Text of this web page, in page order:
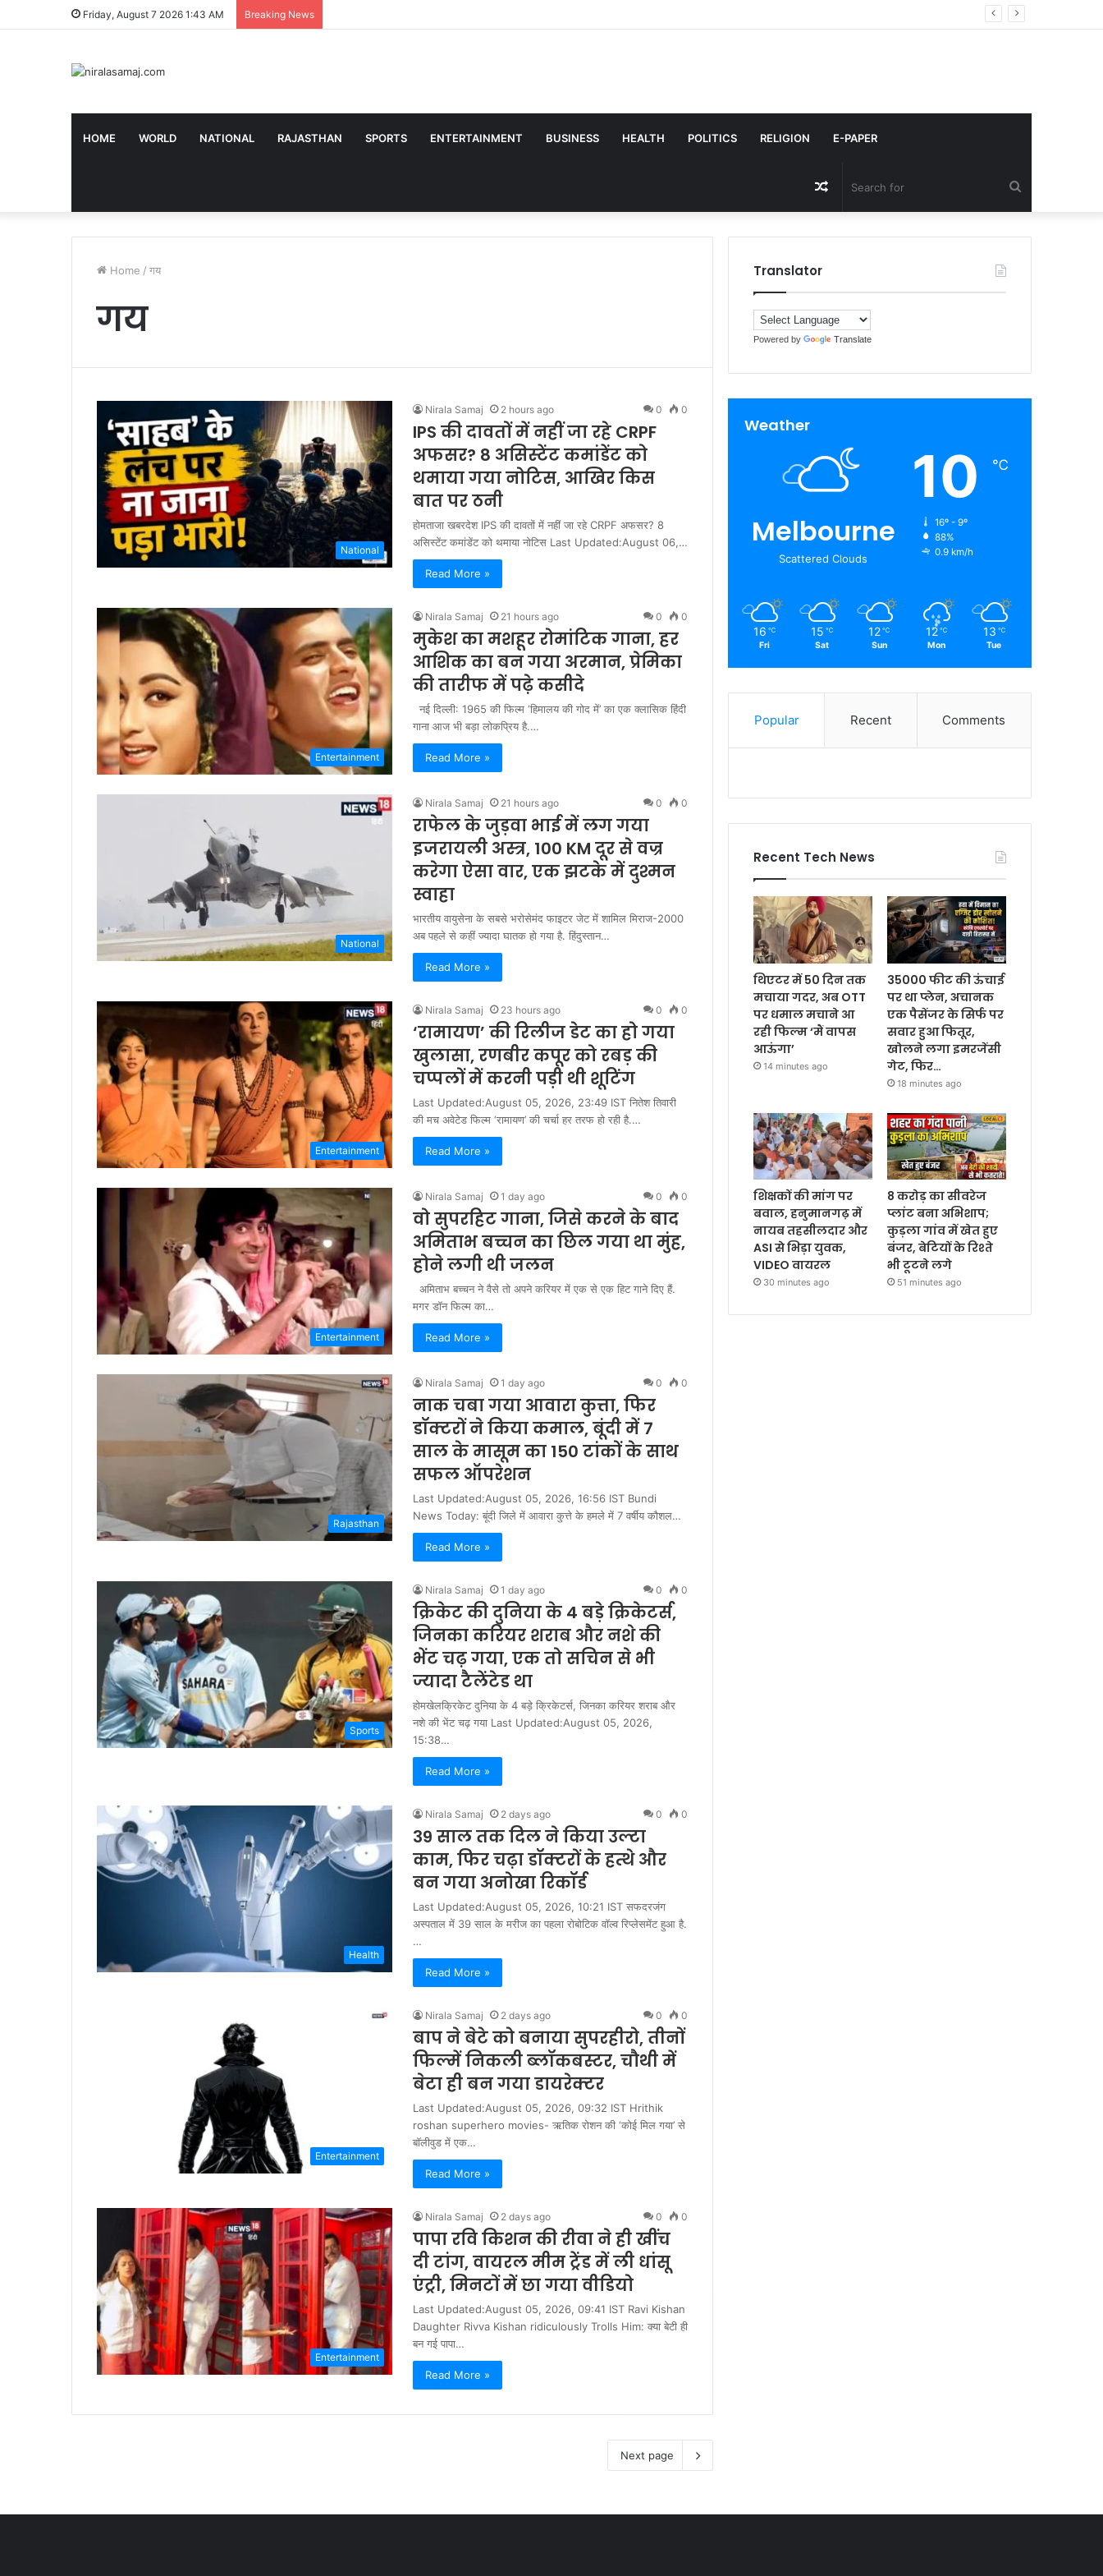
Friday, August 7 2026 1:43 AM Breaking News
HOME WORLD NATIONAL RAJASTHAN SPORTS ENTERTAINMENT BUSINESS HEALTH POLITICS RELIGION E-PAPER
for
Random
Article
Home / गय
गय
National
Nirala Samaj 2 hours ago 0 0
IPS की दावतों में नहीं जा रहे CRPF
अफसर? 8 असिस्‍टेंट कमांडेंट को
थमाया गया नोटिस, आखिर किस
बात पर ठनी
होमताजा खबरदेश IPS की दावतों में नहीं जा रहे CRPF अफसर? 8
असिस्‍टेंट कमांडेंट को थमाया नोटिस Last Updated:August 06,…
Read More »
Entertainment
Nirala Samaj 21 hours ago 0 0
मुकेश का मशहूर रोमांटिक गाना, हर
आशिक का बन गया अरमान, प्रेमिका
की तारीफ में पढ़े कसीदे
नई दिल्ली: 1965 की फिल्म ‘हिमालय की गोद में’ का एक क्लासिक हिंदी
गाना आज भी बड़ा लोकप्रिय है.…
Read More »
National
Nirala Samaj 21 hours ago 0 0
राफेल के जुड़वा भाई में लग गया
इजरायली अस्त्र, 100 KM दूर से वज्र
करेगा ऐसा वार, एक झटके में दुश्मन
स्वाहा
भारतीय वायुसेना के सबसे भरोसेमंद फाइटर जेट में शामिल मिराज-2000
अब पहले से कहीं ज्यादा घातक हो गया है. हिंदुस्तान…
Read More »
Entertainment
Nirala Samaj 23 hours ago 0 0
‘रामायण’ की रिलीज डेट का हो गया
खुलासा, रणबीर कपूर को रबड़ की
चप्पलों में करनी पड़ी थी शूटिंग
Last Updated:August 05, 2026, 23:49 IST नितेश तिवारी
की मच अवेटेड फिल्म ‘रामायण’ की चर्चा हर तरफ हो रही है.…
Read More »
Entertainment
Nirala Samaj 1 day ago 0 0
वो सुपरहिट गाना, जिसे करने के बाद
अमिताभ बच्चन का छिल गया था मुंह,
होने लगी थी जलन
अमिताभ बच्चन ने वैसे तो अपने करियर में एक से एक हिट गाने दिए हैं.
मगर डॉन फिल्म का…
Read More »
Rajasthan
Nirala Samaj 1 day ago 0 0
नाक चबा गया आवारा कुत्ता, फिर
डॉक्टरों ने किया कमाल, बूंदी में 7
साल के मासूम का 150 टांकों के साथ
सफल ऑपरेशन
Last Updated:August 05, 2026, 16:56 IST Bundi
News Today: बूंदी जिले में आवारा कुत्ते के हमले में 7 वर्षीय कौशल…
Read More »
Sports
Nirala Samaj 1 day ago 0 0
क्रिकेट की दुनिया के 4 बड़े क्रिकेटर्स,
जिनका करियर शराब और नशे की
भेंट चढ़ गया, एक तो सचिन से भी
ज्यादा टैलेंटेड था
होमखेलक्रिकेट दुनिया के 4 बड़े क्रिकेटर्स, जिनका करियर शराब और
नशे की भेंट चढ़ गया Last Updated:August 05, 2026,
15:38…
Read More »
Health
Nirala Samaj 2 days ago 0 0
39 साल तक दिल ने किया उल्टा
काम, फिर चढ़ा डॉक्टरों के हत्थे और
बन गया अनोखा रिकॉर्ड
Last Updated:August 05, 2026, 10:21 IST सफदरजंग
अस्पताल में 39 साल के मरीज का पहला रोबोटिक वॉल्व रिप्लेसमेंट हुआ है.
…
Read More »
Entertainment
Nirala Samaj 2 days ago 0 0
बाप ने बेटे को बनाया सुपरहीरो, तीनों
फिल्में निकली ब्लॉकबस्टर, चौथी में
बेटा ही बन गया डायरेक्टर
Last Updated:August 05, 2026, 09:32 IST Hrithik
roshan superhero movies- ऋतिक रोशन की ‘कोई मिल गया’ से
बॉलीवुड में एक…
Read More »
Entertainment
Nirala Samaj 2 days ago 0 0
पापा रवि किशन की रीवा ने ही खींच
दी टांग, वायरल मीम ट्रेंड में ली धांसू
एंट्री, मिनटों में छा गया वीडियो
Last Updated:August 05, 2026, 09:41 IST Ravi Kishan
Daughter Rivva Kishan ridiculously Trolls Him: क्या बेटी ही
बन गई पापा…
Read More »
Next page
Translator
Powered by Translate
Weather
Melbourne
Scattered Clouds
10 ℃
16º - 9º
88%
0.9 km/h
16 ℃
Fri
15 ℃
Sat
12 ℃
Sun
12 ℃
Mon
13 ℃
Tue
Popular Recent Comments
Recent Tech News
थिएटर में 50 दिन तक
मचाया गदर, अब OTT
पर धमाल मचाने आ
रही फिल्म ‘मैं वापस
आऊंगा’
14 minutes ago
35000 फीट की ऊंचाई
पर था प्‍लेन, अचानक
एक पैसेंजर के सिर्फ पर
सवार हुआ फितूर,
खोलने लगा इमरजेंसी
गेट, फिर…
18 minutes ago
शिक्षकों की मांग पर
बवाल, हनुमानगढ़ में
नायब तहसीलदार और
ASI से भिड़ा युवक,
VIDEO वायरल
30 minutes ago
8 करोड़ का सीवरेज
प्लांट बना अभिशाप;
कुड़ला गांव में खेत हुए
बंजर, बेटियों के रिश्ते
भी टूटने लगे
51 minutes ago